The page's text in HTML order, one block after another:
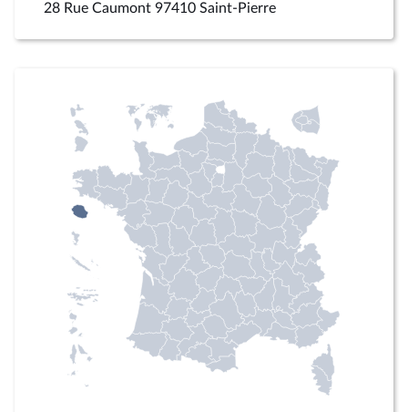
28 Rue Caumont 97410 Saint-Pierre